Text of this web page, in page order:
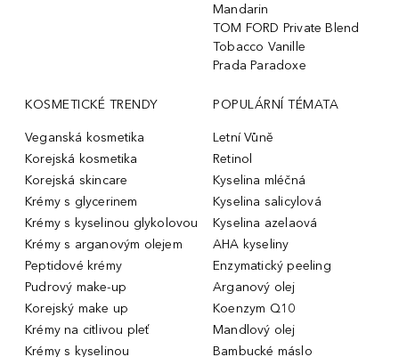
Mandarin
TOM FORD Private Blend
Tobacco Vanille
Prada Paradoxe
KOSMETICKÉ TRENDY
Veganská kosmetika
Korejská kosmetika
Korejská skincare
Krémy s glycerinem
Krémy s kyselinou glykolovou
Krémy s arganovým olejem
Peptidové krémy
Pudrový make-up
Korejský make up
Krémy na citlivou pleť
Krémy s kyselinou
POPULÁRNÍ TÉMATA
Letní Vůně
Retinol
Kyselina mléčná
Kyselina salicylová
Kyselina azelaová
AHA kyseliny
Enzymatický peeling
Arganový olej
Koenzym Q10
Mandlový olej
Bambucké máslo